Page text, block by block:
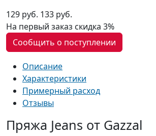
129 руб. 133 руб.
На первый заказ скидка 3%
Сообщить о поступлении
Описание
Характеристики
Примерный расход
Отзывы
Пряжа Jeans от Gazzal